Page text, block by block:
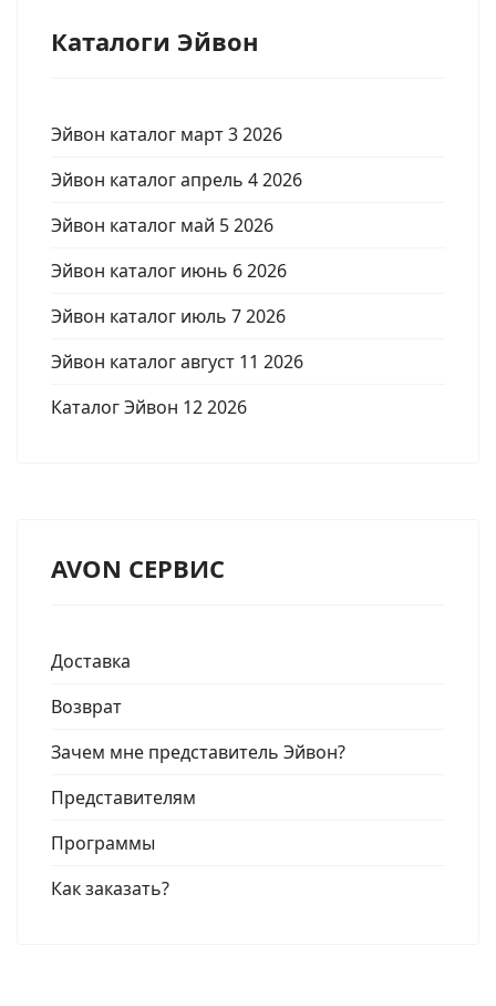
Каталоги Эйвон
Эйвон каталог март 3 2026
Эйвон каталог апрель 4 2026
Эйвон каталог май 5 2026
Эйвон каталог июнь 6 2026
Эйвон каталог июль 7 2026
Эйвон каталог август 11 2026
Каталог Эйвон 12 2026
AVON СЕРВИС
Доставка
Возврат
Зачем мне представитель Эйвон?
Представителям
Программы
Как заказать?